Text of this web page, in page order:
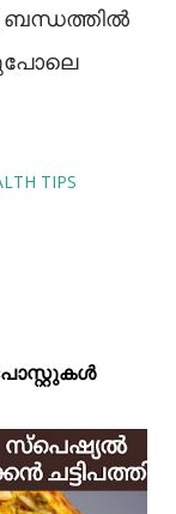
ബന്ധത്തില്‍
TIPS